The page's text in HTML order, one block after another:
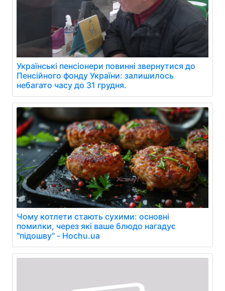
Українські пенсіонери повинні звернутися до
Пенсійного фонду України: залишилось
небагато часу до 31 грудня.
Чому котлети стають сухими: основні
помилки, через які ваше блюдо нагадує
"підошву" - Hochu.ua